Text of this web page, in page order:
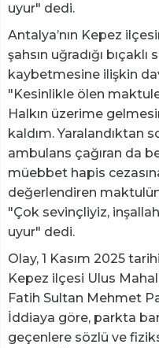
uyur" dedi.
Antalya’nın Kepez
şahsın uğradığı bıçaklı
kaybetmesine ilişkin
"Kesinlikle ölen
Halkın üzerime
kaldım. Yaralandıktan
ambulans çağıran da
müebbet hapis
değerlendiren
"Çok sevinçliyiz,
uyur" dedi.
Olay, 1 Kasım 2025
Kepez ilçesi Ulus
Fatih Sultan Mehmet
İddiaya göre, parkta
geçenlere sözlü ve